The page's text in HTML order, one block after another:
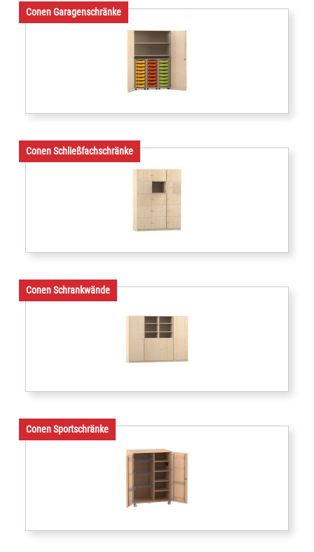
Conen Garagenschränke
Conen Schließfachschränke
Conen Schrankwände
Conen Sportschränke